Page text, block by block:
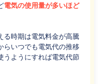
電気の使用量が多いほど
る時期は電気料金が高騰
らいつでも電気代の推移
うようにすれば電気代節